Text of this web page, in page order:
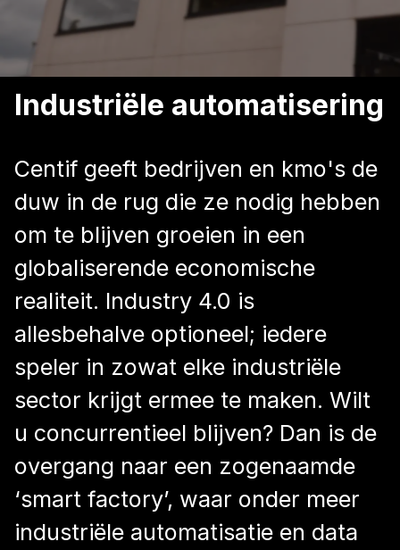
Industriële automatisering
Centif geeft bedrijven en kmo's de
duw in de rug die ze nodig hebben
om te blijven groeien in een
globaliserende economische
realiteit. Industry 4.0 is
allesbehalve optioneel; iedere
speler in zowat elke industriële
sector krijgt ermee te maken. Wilt
u concurrentieel blijven? Dan is de
overgang naar een zogenaamde
‘smart factory’, waar onder meer
industriële automatisatie en data